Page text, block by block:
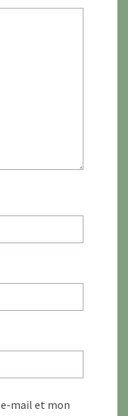
mail et mon